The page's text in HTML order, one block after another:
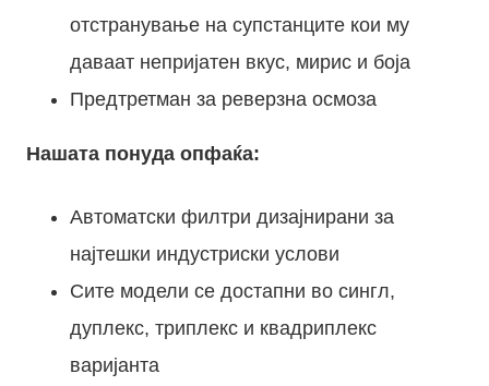
отстранување на супстанците кои му
даваат непријатен вкус, мирис и боја
Предтретман за реверзна осмоза
Нашата понуда опфаќа:
Автоматски филтри дизајнирани за
најтешки индустриски услови
Сите модели се достапни во сингл,
дуплекс, триплекс и квадриплекс
варијанта